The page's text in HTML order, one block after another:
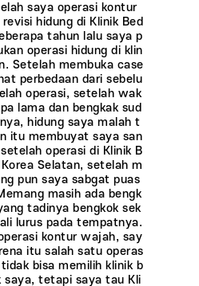
saya operasi kontur
hidung di Klinik Bed
tahun lalu saya p
operasi hidung di klin
Setelah membuka case
perbedaan dari sebelu
operasi, setelah wak
lama dan bengkak sud
hidung saya malah t
itu membuyat saya san
operasi di Klinik B
Selatan, setelah m
pun saya sabgat puas
masih ada bengk
tadinya bengkok sek
lurus pada tempatnya.
kontur wajah, say
itu salah satu operas
bisa memilih klinik b
saya, tetapi saya tau Kli